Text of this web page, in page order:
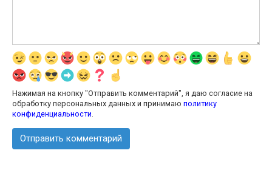
Нажимая на кнопку "Отправить комментарий", я даю согласие на
обработку персональных данных и принимаю политику
конфиденциальности.